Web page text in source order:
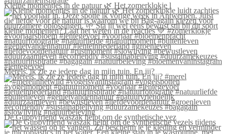
Kleine momentjes in de natuur 🌿 Het zomerklokje l
Merels, ik zie ze iedere dag in mijn tuin. En jij?
De Guppyfriend waszak helpt om de synthetische vez